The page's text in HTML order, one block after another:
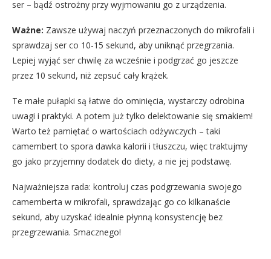
ser – bądź ostrożny przy wyjmowaniu go z urządzenia.
Ważne: Zawsze używaj naczyń przeznaczonych do mikrofali i
sprawdzaj ser co 10-15 sekund, aby uniknąć przegrzania.
Lepiej wyjąć ser chwilę za wcześnie i podgrzać go jeszcze
przez 10 sekund, niż zepsuć cały krążek.
Te małe pułapki są łatwe do ominięcia, wystarczy odrobina
uwagi i praktyki. A potem już tylko delektowanie się smakiem!
Warto też pamiętać o wartościach odżywczych – taki
camembert to spora dawka kalorii i tłuszczu, więc traktujmy
go jako przyjemny dodatek do diety, a nie jej podstawę.
Najważniejsza rada: kontroluj czas podgrzewania swojego
camemberta w mikrofali, sprawdzając go co kilkanaście
sekund, aby uzyskać idealnie płynną konsystencję bez
przegrzewania. Smacznego!